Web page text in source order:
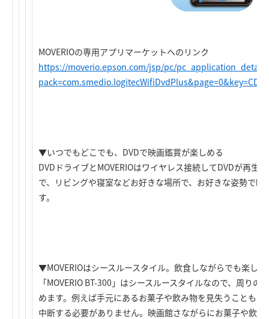
MOVERIOの専用アプリマーケットへのリンク
https://moverio.epson.com/jsp/pc/
▼いつでもどこでも、DVDで映画鑑賞が楽しめる
DVDドライブとMOVERIOはワイヤレス接続してDVDが再生
で、リビングや寝室などお好きな場所で、お好きな姿勢で映
す。
▼MOVERIOはシースルースタイル。飲食しながらでも楽しめ
「MOVERIO BT-300」はシースルースタイルなので、周り
めます。例えば手元にあるお菓子や飲み物を見失うことも
中断する必要がありません。映画館さながらにお菓子や飲